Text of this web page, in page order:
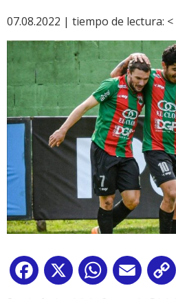
07.08.2022 | tiempo de lectura: <
Facebook
X WhatsApp
Email